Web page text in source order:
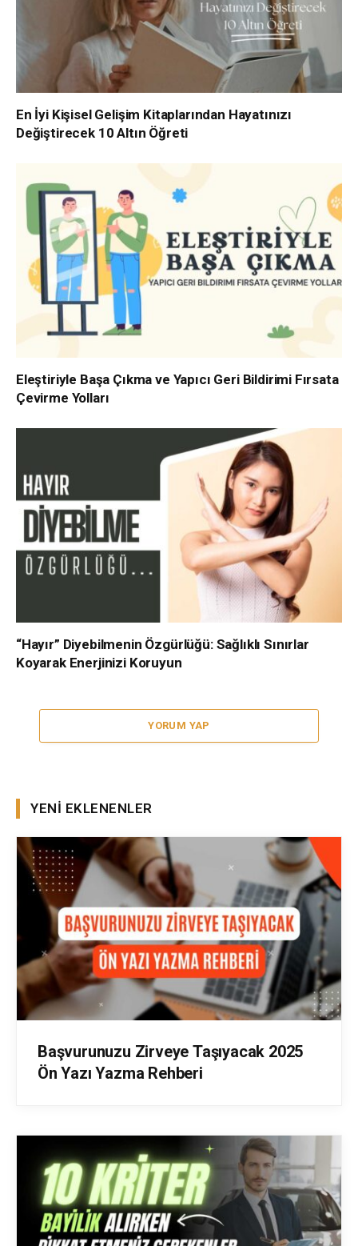
En İyi Kişisel Gelişim Kitaplarından Hayatınızı
Değiştirecek 10 Altın Öğreti
Eleştiriyle Başa Çıkma ve Yapıcı Geri Bildirimi Fırsata
Çevirme Yolları
“Hayır” Diyebilmenin Özgürlüğü: Sağlıklı Sınırlar
Koyarak Enerjinizi Koruyun
YORUM YAP
YENI EKLENENLER
Başvurunuzu Zirveye Taşıyacak 2025
Ön Yazı Yazma Rehberi